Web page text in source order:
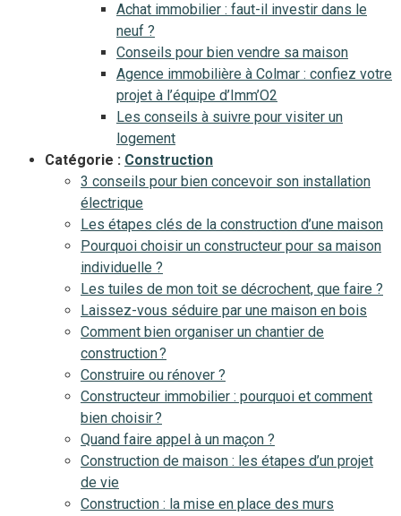
Achat immobilier : faut-il investir dans le
neuf ?
Conseils pour bien vendre sa maison
Agence immobilière à Colmar : confiez votre
projet à l’équipe d’Imm’O2
Les conseils à suivre pour visiter un
logement
Catégorie : Construction
3 conseils pour bien concevoir son installation
électrique
Les étapes clés de la construction d’une maison
Pourquoi choisir un constructeur pour sa maison
individuelle ?
Les tuiles de mon toit se décrochent, que faire ?
Laissez-vous séduire par une maison en bois
Comment bien organiser un chantier de
construction ?
Construire ou rénover ?
Constructeur immobilier : pourquoi et comment
bien choisir ?
Quand faire appel à un maçon ?
Construction de maison : les étapes d’un projet
de vie
Construction : la mise en place des murs